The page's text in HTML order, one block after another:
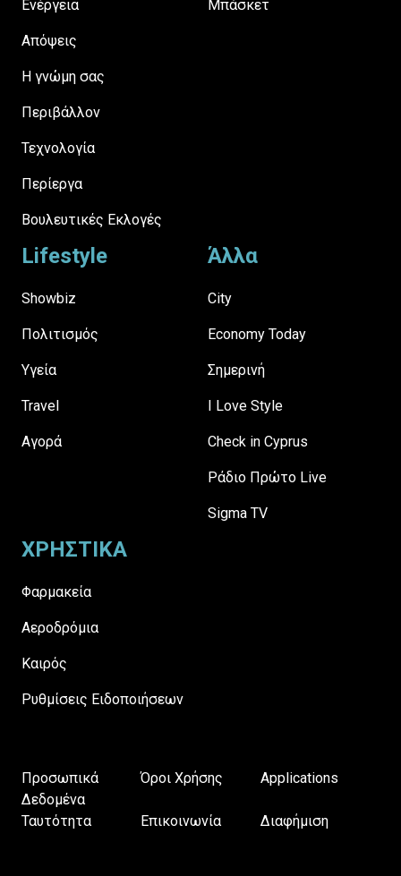
Ενέργεια
Απόψεις
H γνώμη σας
Περιβάλλον
Τεχνολογία
Περίεργα
Βουλευτικές Εκλογές
Μπάσκετ
Lifestyle
Showbiz
Πολιτισμός
Υγεία
Travel
Αγορά
Άλλα
City
Economy Today
Σημερινή
I Love Style
Check in Cyprus
Ράδιο Πρώτο Live
Sigma TV
ΧΡΗΣΤΙΚΑ
Φαρμακεία
Αεροδρόμια
Καιρός
Ρυθμίσεις Ειδοποιήσεων
Προσωπικά
Δεδομένα
Όροι Χρήσης Applications
Ταυτότητα Επικοινωνία Διαφήμιση